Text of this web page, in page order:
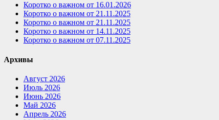
Коротко о важном от 16.01.2026
Коротко о важном от 21.11.2025
Коротко о важном от 21.11.2025
Коротко о важном от 14.11.2025
Коротко о важном от 07.11.2025
Архивы
Август 2026
Июль 2026
Июнь 2026
Май 2026
Апрель 2026